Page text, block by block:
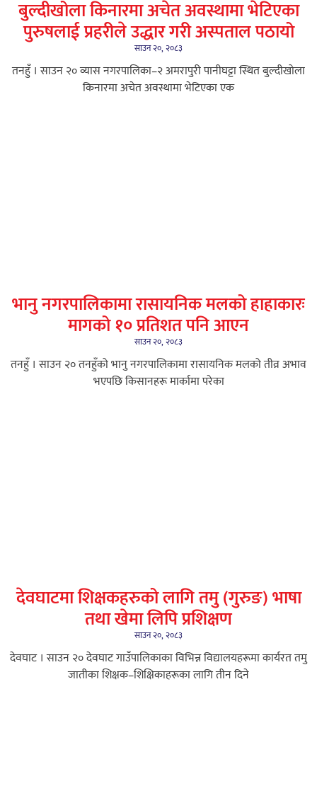
बुल्दीखोला किनारमा अचेत अवस्थामा भेटिएका
पुरुषलाई प्रहरीले उद्धार गरी अस्पताल पठायो
साउन २०, २०८३
तनहुँ । साउन २० व्यास नगरपालिका–२ अमरापुरी पानीघट्टा स्थित बुल्दीखोला
किनारमा अचेत अवस्थामा भेटिएका एक
भानु नगरपालिकामा रासायनिक मलको हाहाकारः
मागको १० प्रतिशत पनि आएन
साउन २०, २०८३
तनहुँ । साउन २० तनहुँको भानु नगरपालिकामा रासायनिक मलको तीव्र अभाव
भएपछि किसानहरू मार्कामा परेका
देवघाटमा शिक्षकहरुको लागि तमु (गुरुङ) भाषा
तथा खेमा लिपि प्रशिक्षण
साउन २०, २०८३
देवघाट । साउन २० देवघाट गाउँपालिकाका विभिन्न विद्यालयहरूमा कार्यरत तमु
जातीका शिक्षक–शिक्षिकाहरूका लागि तीन दिने